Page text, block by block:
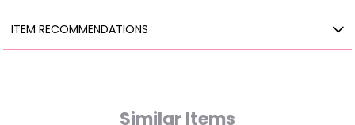
ITEM RECOMMENDATIONS
Similar Items